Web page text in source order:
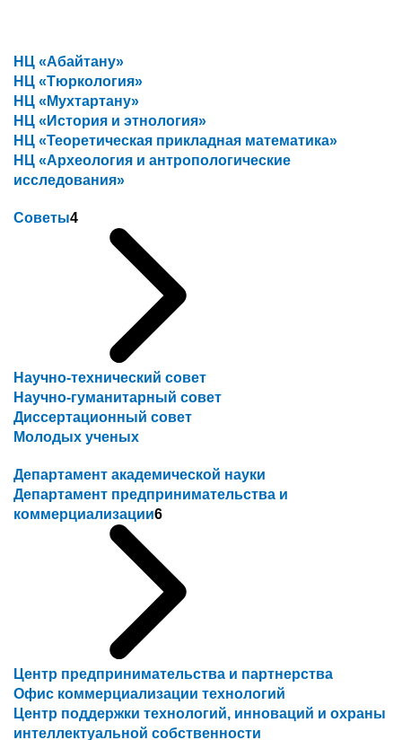
НЦ «Абайтану»
НЦ «Тюркология»
НЦ «Мухтартану»
НЦ «История и этнология»
НЦ «Теоретическая прикладная математика»
НЦ «Археология и антропологические
исследования»
Советы4
Научно-технический совет
Научно-гуманитарный совет
Диссертационный совет
Молодых ученых
Департамент академической науки
Департамент предпринимательства и
коммерциализации6
Центр предпринимательства и партнерства
Офис коммерциализации технологий
Центр поддержки технологий, инноваций и охраны
интеллектуальной собственности